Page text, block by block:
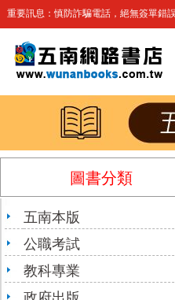
重要訊息：慎防詐騙電話，絕無簽單錯
圖書分類
五南本版
公職考試
教科專業